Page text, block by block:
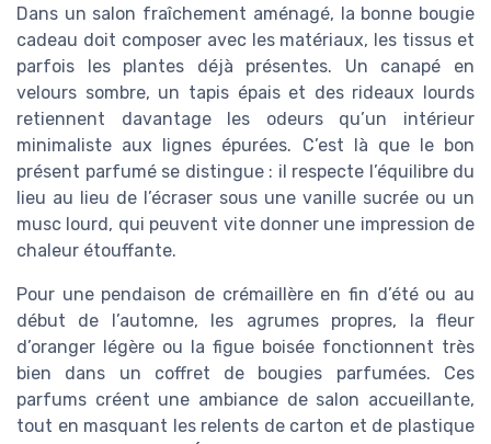
Dans un salon fraîchement aménagé, la bonne bougie
cadeau doit composer avec les matériaux, les tissus et
parfois les plantes déjà présentes. Un canapé en
velours sombre, un tapis épais et des rideaux lourds
retiennent davantage les odeurs qu’un intérieur
minimaliste aux lignes épurées. C’est là que le bon
présent parfumé se distingue : il respecte l’équilibre du
lieu au lieu de l’écraser sous une vanille sucrée ou un
musc lourd, qui peuvent vite donner une impression de
chaleur étouffante.
Pour une pendaison de crémaillère en fin d’été ou au
début de l’automne, les agrumes propres, la fleur
d’oranger légère ou la figue boisée fonctionnent très
bien dans un coffret de bougies parfumées. Ces
parfums créent une ambiance de salon accueillante,
tout en masquant les relents de carton et de plastique